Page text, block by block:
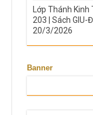
Lớp Thánh Kinh
203 | Sách GIU-
20/3/2026
Banner